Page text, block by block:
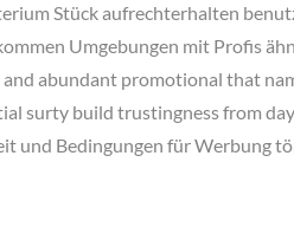
Stück aufrechterhalten
Umgebungen mit Profis
abundant promotional that
surty build trustingness from
und Bedingungen für Werbung